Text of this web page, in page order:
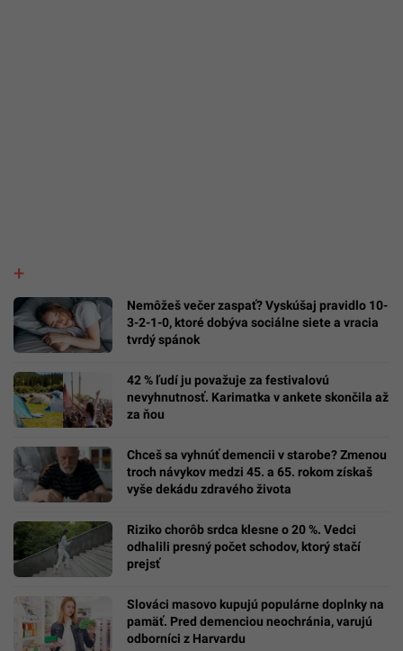
Nemôžeš večer zaspať? Vyskúšaj pravidlo 10-
3-2-1-0, ktoré dobýva sociálne siete a vracia
tvrdý spánok
42 % ľudí ju považuje za festivalovú
nevyhnutnosť. Karimatka v ankete skončila až
za ňou
Chceš sa vyhnúť demencii v starobe? Zmenou
troch návykov medzi 45. a 65. rokom získaš
vyše dekádu zdravého života
Riziko chorôb srdca klesne o 20 %. Vedci
odhalili presný počet schodov, ktorý stačí
prejsť
Slováci masovo kupujú populárne doplnky na
pamäť. Pred demenciou neochránia, varujú
odborníci z Harvardu